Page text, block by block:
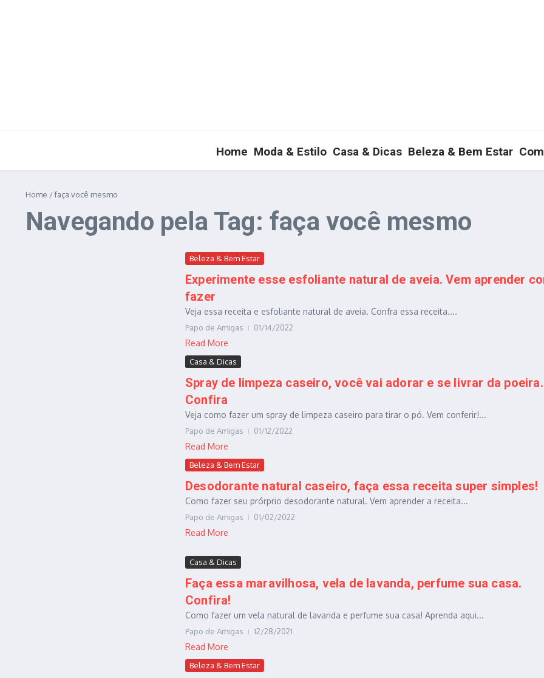
Home Moda & Estilo Casa & Dicas Beleza & Bem Estar
Home /faça você mesmo
Navegando pela Tag: faça você mesmo
Beleza & Bem Estar
Experimente esse esfoliante natural de aveia. Vem aprender
fazer
Veja essa receita e esfoliante natural de aveia. Confra essa receita....
Papo de Amigas 01/14/2022
Read More
Casa & Dicas
Spray de limpeza caseiro, você vai adorar e se livrar da poeira.
Confira
Veja como fazer um spray de limpeza caseiro para tirar o pó. Vem conferir!...
Papo de Amigas 01/12/2022
Read More
Beleza & Bem Estar
Desodorante natural caseiro, faça essa receita super simples!
Como fazer seu prórprio desodorante natural. Vem aprender a receita...
Papo de Amigas 01/02/2022
Read More
Casa & Dicas
Faça essa maravilhosa, vela de lavanda, perfume sua casa.
Confira!
Como fazer um vela natural de lavanda e perfume sua casa! Aprenda aqui...
Papo de Amigas 12/28/2021
Read More
Beleza & Bem Estar